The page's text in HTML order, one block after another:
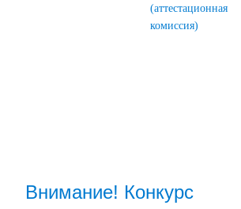
(аттестационная
комиссия)
Внимание! Конкурс